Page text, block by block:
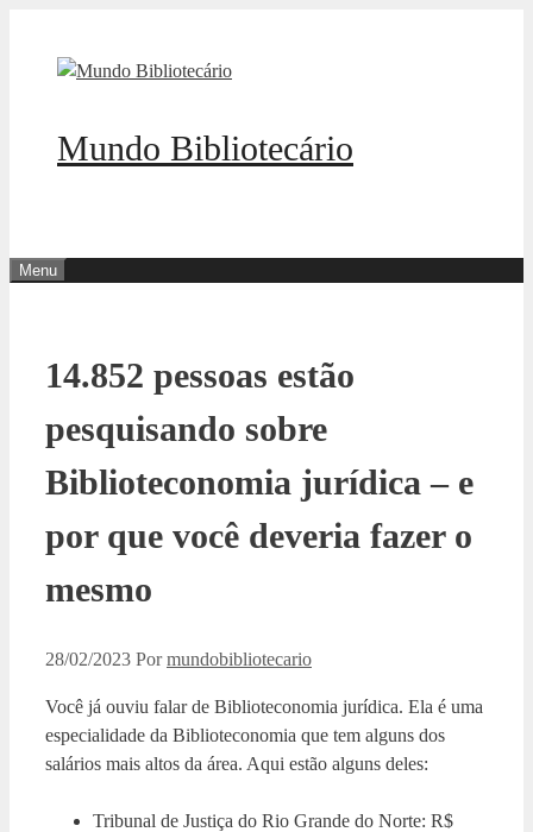
Mundo Bibliotecário
Menu
14.852 pessoas estão
pesquisando sobre
Biblioteconomia jurídica – e
por que você deveria fazer o
mesmo
28/02/2023 Pormundobibliotecario
Você já ouviu falar de Biblioteconomia jurídica. Ela é uma
especialidade da Biblioteconomia que tem alguns dos
salários mais altos da área. Aqui estão alguns deles:
Tribunal de Justiça do Rio Grande do Norte: R$